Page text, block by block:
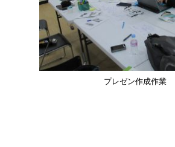
プレゼン作成作業